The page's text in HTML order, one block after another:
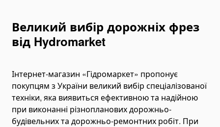
Battery Cable Crimping Tools
Hose Crimping Tools
Cutting Tools
Ratchet Cable Cutters
Hydraulic Cable Cutters
Battery Cable Cutters
Великий вибір дорожніх фрез
від Hydromarket
Інтернет-магазин «Гідромаркет» пропонує
покупцям з України великий вибір спеціалізованої
техніки, яка виявиться ефективною та надійною
при виконанні різнопланових дорожньо-
будівельних та дорожньо-ремонтних робіт. При